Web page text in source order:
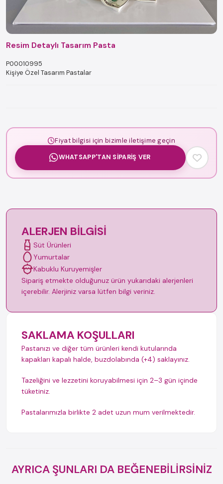
Resim Detaylı Tasarım Pasta
P00010995
Kişiye Özel Tasarım Pastalar
Fiyat bilgisi için bizimle iletişime geçin
WHATSAPP'TAN SIPARIŞ VER
ALERJEN BILGISI
Süt Ürünleri
Yumurtalar
Kabuklu Kuruyemişler
Sipariş etmekte olduğunuz ürün yukarıdaki alerjenleri
içerebilir. Alerjiniz varsa lütfen bilgi veriniz.
SAKLAMA KOŞULLARI
Pastanızı ve diğer tüm ürünleri kendi kutularında
kapakları kapalı halde, buzdolabında (+4) saklayınız.
Tazeliğini ve lezzetini koruyabilmesi için 2–3 gün içinde
tüketiniz.
Pastalarımızla birlikte 2 adet uzun mum verilmektedir.
AYRICA ŞUNLARI DA BEĞENEBİLİRSİNİZ